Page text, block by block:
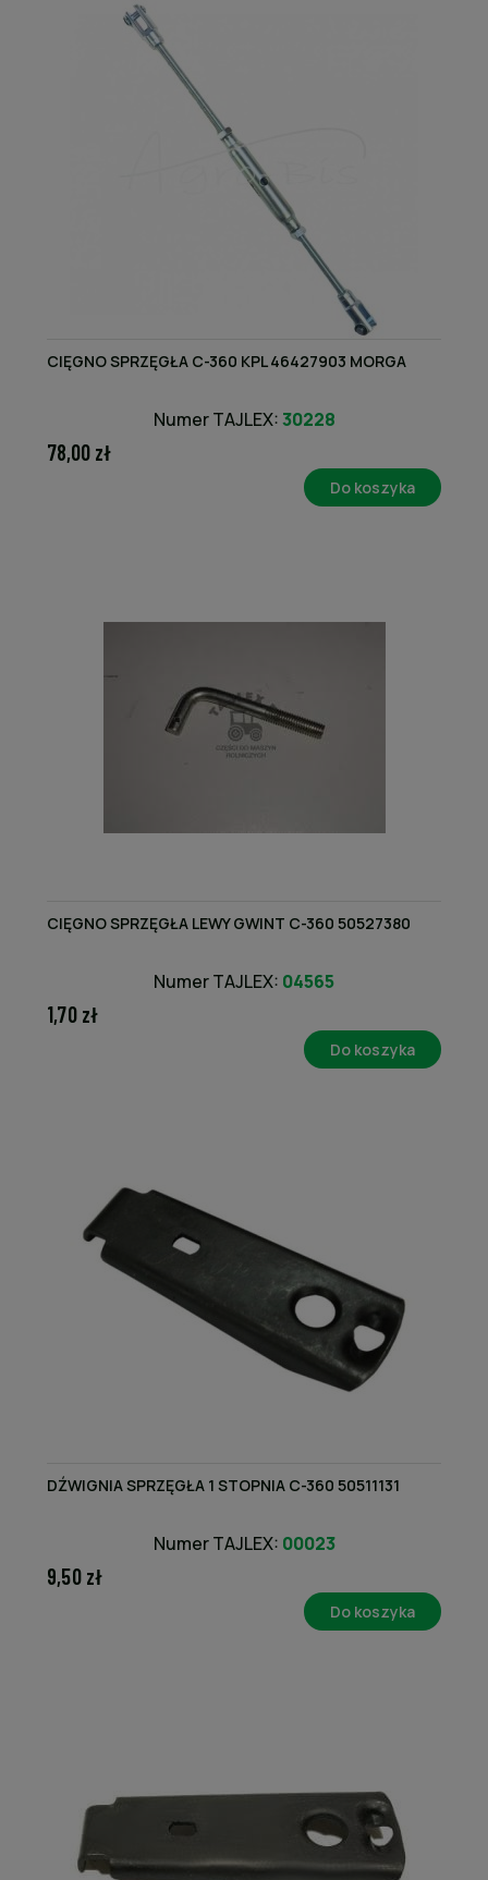
CIĘGNO SPRZĘGŁA C-360 KPL 46427903 MORGA
Numer TAJLEX:30228
78,00 zł
Do koszyka
CIĘGNO SPRZĘGŁA LEWY GWINT C-360 50527380
Numer TAJLEX: 04565
1,70 zł
Do koszyka
DŹWIGNIA SPRZĘGŁA 1 STOPNIA C-360 50511131
Numer TAJLEX: 00023
9,50 zł
Do koszyka